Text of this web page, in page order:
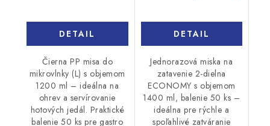
DETAIL
Čierna PP misa do
mikrovlnky (L) s objemom
1200 ml – ideálna na
ohrev a servírovanie
hotových jedál. Praktické
balenie 50 ks pre gastro
DETAIL
Jednorazová miska na
zatavenie 2-dielna
ECONOMY s objemom
1400 ml, balenie 50 ks –
ideálna pre rýchle a
spoľahlivé zatváranie